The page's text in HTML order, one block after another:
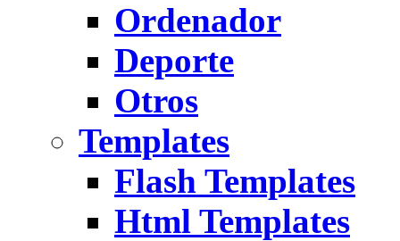
Ordenador
Deporte
Otros
Templates
Flash Templates
Html Templates